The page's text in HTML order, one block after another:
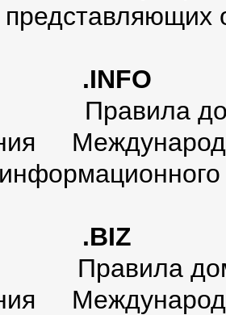
.INFO
Правила
.BIZ
Правила